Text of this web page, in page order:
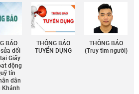
BÁO
đổi
Giấy
động
tín
dân
Khánh
THÔNG BÁO
TUYỂN DỤNG
THÔNG BÁO
(Truy tìm người)